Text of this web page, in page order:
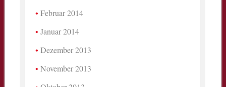
Februar 2014
Januar 2014
Dezember 2013
November 2013